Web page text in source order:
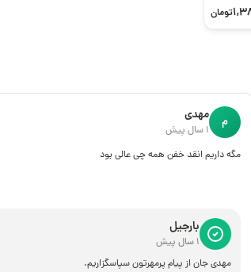
تومان
مهدی
1 سال پیش م
مگه داریم انقد خفن همه چی عالی بود
بارجیل
1 سال پیش
مهدی جان از پیام پرمهرتون سپاسگزاریم.